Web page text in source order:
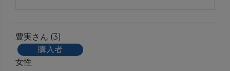
豊実
3
購入者
女性